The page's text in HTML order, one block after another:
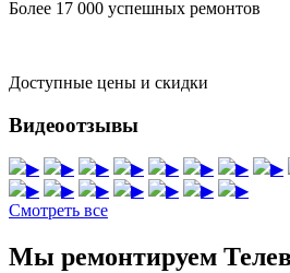
Более 17 000 успешных ремонтов
Доступные цены и скидки
Видеоотзывы
▶ ▶ ▶ ▶ ▶ ▶ ▶ ▶
▶
▶ ▶ ▶ ▶ ▶
▶
Смотреть все
Мы ремонтируем